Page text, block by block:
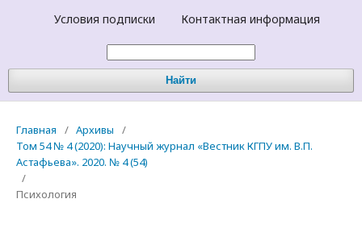
Условия подписки Контактная информация
Найти
Главная / Архивы
/
Том 54 № 4 (2020): Научный журнал «Вестник КГПУ им. В.П.
Астафьева». 2020. № 4 (54)
/
Психология